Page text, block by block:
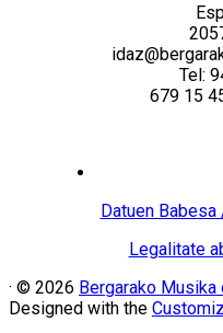
Tel:
679 15
Datuen
Legalitate
· © 2026 Bergarako Musika
Designed with the